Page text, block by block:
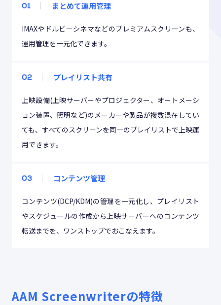
01 まとめて運用管理
IMAXやドルビーシネマなどのプレミアムスクリーンも、
運用管理を一元化できます。
02 プレイリスト共有
上映設備(上映サーバーやプロジェクター、オートメーシ
ョン装置、照明など)のメーカーや製品が複数混在してい
ても、すべてのスクリーンを同一のプレイリストで上映運
用できます。
03 コンテンツ管理
コンテンツ(DCP/KDM)の管理を一元化し、プレイリスト
やスケジュールの作成から上映サーバーへのコンテンツ
転送までを、ワンストップでおこなえます。
AAM Screenwriterの特徴